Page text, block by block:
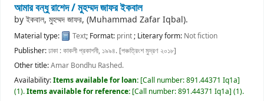
আমার বন্ধু রাশেদ /মুহম্মদ জাফর ইকবাল
byইকবাল, মুহম্মদ জাফর, (Muhammad Zafar Iqbal).
Material type: Text; Format: print; Literary form: Not fiction
Publisher:ঢাকা : কাকলী প্রকাশনী, ১৯৯৪. [পঞ্চত্রিংশ মুদ্রণ ২০১৮]
Other title:Amar Bondhu Rashed.
Availability:Items available for loan: [Call number:891.44371 Iq1a]
(1).Items available for reference: [Call number:891.44371 Iq1a] (1).